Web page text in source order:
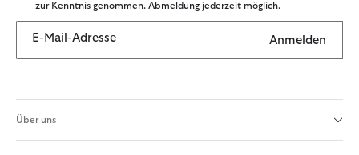
zur Kenntnis genommen. Abmeldung jederzeit möglich.
E-Mail-Adresse Anmelden
Über uns